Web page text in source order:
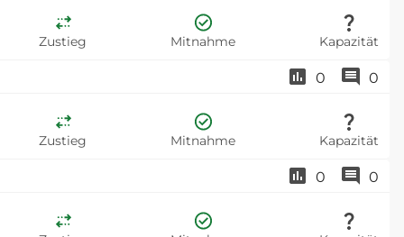
Zustieg
Mitnahme Kapazität
0 0
Zustieg
Mitnahme Kapazität
0 0